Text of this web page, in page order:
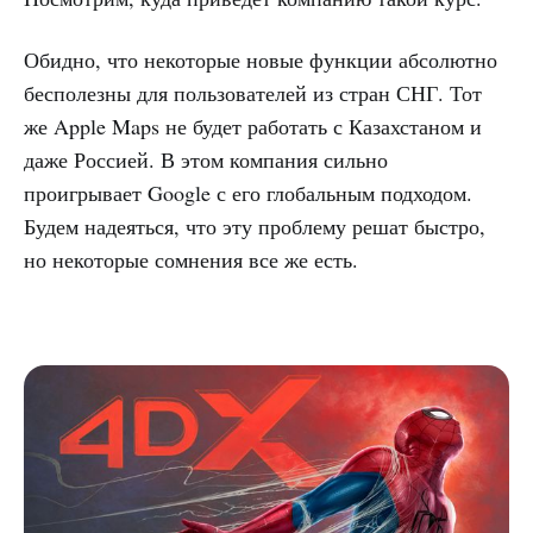
Обидно, что некоторые новые функции абсолютно
бесполезны для пользователей из стран СНГ. Тот
же Apple Maps не будет работать с Казахстаном и
даже Россией. В этом компания сильно
проигрывает Google с его глобальным подходом.
Будем надеяться, что эту проблему решат быстро,
но некоторые сомнения все же есть.